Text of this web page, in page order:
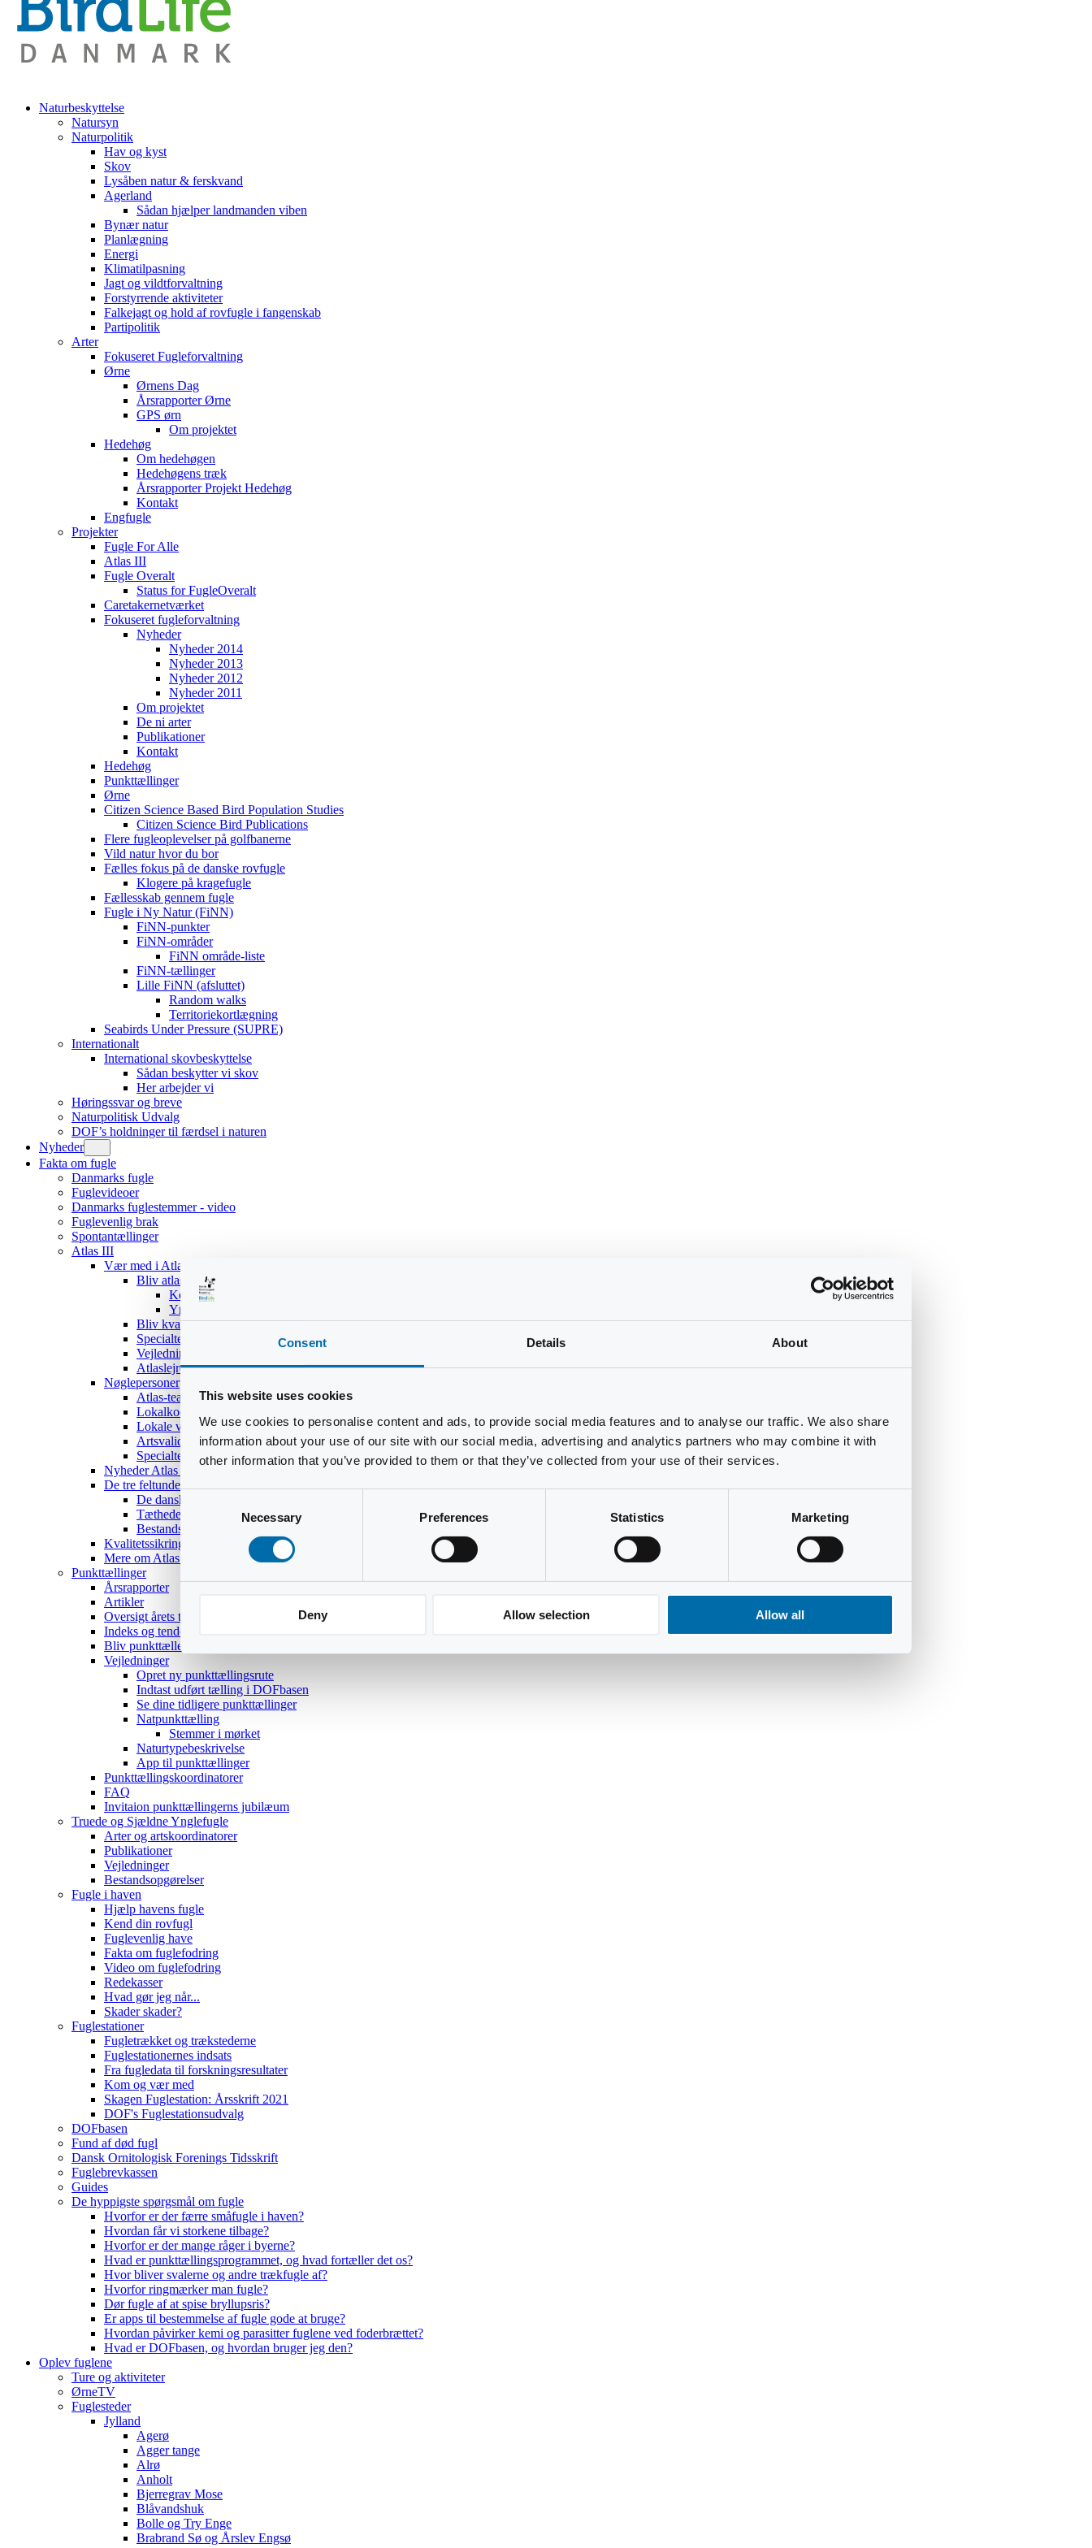
Consent Details About
This website uses cookies
We use cookies to personalise content and ads, to provide social media features and to analyse our traffic. We also share
information about your use of our site with our social media, advertising and analytics partners who may combine it with
other information that you’ve provided to them or that they’ve collected from your use of their services.
Consent
Selection
Necessary Preferences Statistics Marketing
Deny Allow selection Allow all
Naturbeskyttelse
Natursyn
Naturpolitik
Hav og kyst
Skov
Lysåben natur & ferskvand
Agerland
Sådan hjælper landmanden viben
Bynær natur
Planlægning
Energi
Klimatilpasning
Jagt og vildtforvaltning
Forstyrrende aktiviteter
Falkejagt og hold af rovfugle i fangenskab
Partipolitik
Arter
Fokuseret Fugleforvaltning
Ørne
Ørnens Dag
Årsrapporter Ørne
GPS ørn
Om projektet
Hedehøg
Om hedehøgen
Hedehøgens træk
Årsrapporter Projekt Hedehøg
Kontakt
Engfugle
Projekter
Fugle For Alle
Atlas III
Fugle Overalt
Status for FugleOveralt
Caretakernetværket
Fokuseret fugleforvaltning
Nyheder
Nyheder 2014
Nyheder 2013
Nyheder 2012
Nyheder 2011
Om projektet
De ni arter
Publikationer
Kontakt
Hedehøg
Punkttællinger
Ørne
Citizen Science Based Bird Population Studies
Citizen Science Bird Publications
Flere fugleoplevelser på golfbanerne
Vild natur hvor du bor
Fælles fokus på de danske rovfugle
Klogere på kragefugle
Fællesskab gennem fugle
Fugle i Ny Natur (FiNN)
FiNN-punkter
FiNN-områder
FiNN område-liste
FiNN-tællinger
Lille FiNN (afsluttet)
Random walks
Territoriekortlægning
Seabirds Under Pressure (SUPRE)
Internationalt
International skovbeskyttelse
Sådan beskytter vi skov
Her arbejder vi
Høringssvar og breve
Naturpolitisk Udvalg
DOF’s holdninger til færdsel i naturen
Nyheder
Fakta om fugle
Danmarks fugle
Fuglevideoer
Danmarks fuglestemmer - video
Fuglevenlig brak
Spontantællinger
Atlas III
Vær med i Atlas III
Bliv atlasdeltager
Kom hurtigt i gang
Yngleadfærdstyper
Bliv kvadratansvarlig
Specialteams
Vejledninger
Atlaslejre 2017
Nøglepersoner
Atlas-teamet
Lokalkoordinatorer
Lokale validatorer
Artsvalidatorer
Specialteams
Nyheder Atlas III
De tre feltundersøgelser
De danske ynglefugles udbredelse
Tætheder og bestandsestimater
Bestandsoptællinger af 18 udvalgte arter
Kvalitetssikring
Mere om Atlas III
Punkttællinger
Årsrapporter
Artikler
Oversigt årets temaer
Indeks og tendenser
Bliv punkttæller
Vejledninger
Opret ny punkttællingsrute
Indtast udført tælling i DOFbasen
Se dine tidligere punkttællinger
Natpunkttælling
Stemmer i mørket
Naturtypebeskrivelse
App til punkttællinger
Punkttællingskoordinatorer
FAQ
Invitaion punkttællingerns jubilæum
Truede og Sjældne Ynglefugle
Arter og artskoordinatorer
Publikationer
Vejledninger
Bestandsopgørelser
Fugle i haven
Hjælp havens fugle
Kend din rovfugl
Fuglevenlig have
Fakta om fuglefodring
Video om fuglefodring
Redekasser
Hvad gør jeg når...
Skader skader?
Fuglestationer
Fugletrækket og trækstederne
Fuglestationernes indsats
Fra fugledata til forskningsresultater
Kom og vær med
Skagen Fuglestation: Årsskrift 2021
DOF's Fuglestationsudvalg
DOFbasen
Fund af død fugl
Dansk Ornitologisk Forenings Tidsskrift
Fuglebrevkassen
Guides
De hyppigste spørgsmål om fugle
Hvorfor er der færre småfugle i haven?
Hvordan får vi storkene tilbage?
Hvorfor er der mange råger i byerne?
Hvad er punkttællingsprogrammet, og hvad fortæller det os?
Hvor bliver svalerne og andre trækfugle af?
Hvorfor ringmærker man fugle?
Dør fugle af at spise bryllupsris?
Er apps til bestemmelse af fugle gode at bruge?
Hvordan påvirker kemi og parasitter fuglene ved foderbrættet?
Hvad er DOFbasen, og hvordan bruger jeg den?
Oplev fuglene
Ture og aktiviteter
ØrneTV
Fuglesteder
Jylland
Agerø
Agger tange
Alrø
Anholt
Bjerregrav Mose
Blåvandshuk
Bolle og Try Enge
Brabrand Sø og Årslev Engsø